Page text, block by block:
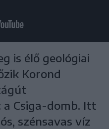
is élő geológiai
Korond
a Csiga-domb. Itt
szénsavas víz